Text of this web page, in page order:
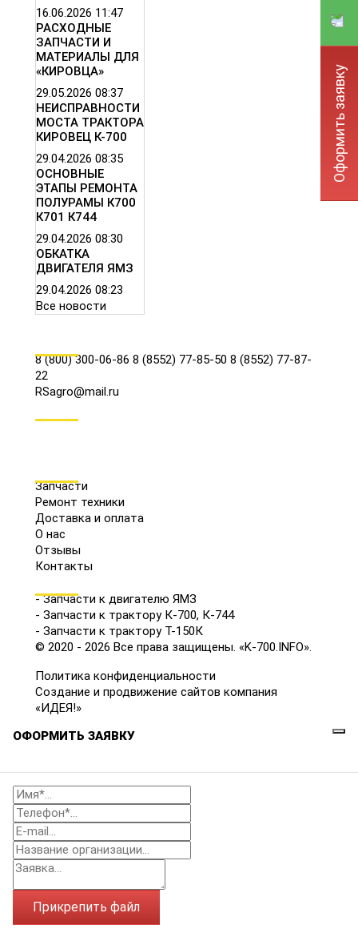
16.06.2026 11:47
РАСХОДНЫЕ
ЗАПЧАСТИ И
МАТЕРИАЛЫ ДЛЯ
«КИРОВЦА»
29.05.2026 08:37
НЕИСПРАВНОСТИ
МОСТА ТРАКТОРА
КИРОВЕЦ К-700
29.04.2026 08:35
ОСНОВНЫЕ
ЭТАПЫ РЕМОНТА
ПОЛУРАМЫ К700
К701 К744
29.04.2026 08:30
ОБКАТКА
ДВИГАТЕЛЯ ЯМЗ
29.04.2026 08:23
Все новости
8 (800) 300-06-86 8 (8552) 77-85-50 8 (8552) 77-87-
22
RSagro@mail.ru
Запчасти
Ремонт техники
Доставка и оплата
О нас
Отзывы
Контакты
- Запчасти к двигателю ЯМЗ
- Запчасти к трактору К-700, К-744
- Запчасти к трактору Т-150К
© 2020 - 2026 Все права защищены. «K-700.INFO».
Политика конфиденциальности
Создание и продвижение сайтов компания
«ИДЕЯ!»
Оформить заявку
ОФОРМИТЬ ЗАЯВКУ
Прикрепить файл